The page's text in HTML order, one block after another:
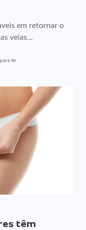
em retornar o
veias...
ler
têm